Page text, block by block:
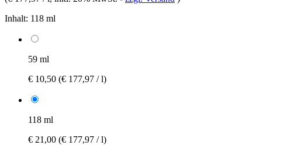
Inhalt: 118 ml
59 ml
€ 10,50 (€ 177,97 / l)
118 ml
€ 21,00 (€ 177,97 / l)